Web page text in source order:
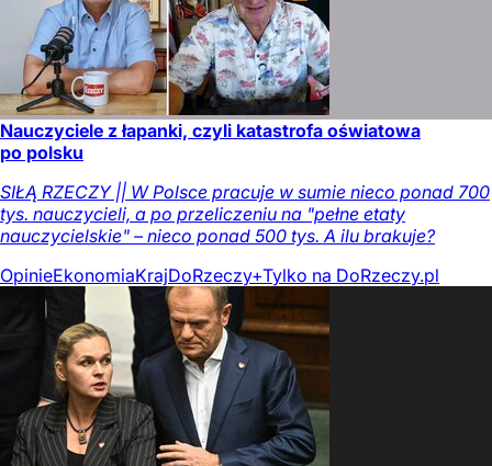
Nauczyciele z łapanki, czyli katastrofa oświatowa
po polsku
SIŁĄ RZECZY || W Polsce pracuje w sumie nieco ponad 700
tys. nauczycieli, a po przeliczeniu na "pełne etaty
nauczycielskie" – nieco ponad 500 tys. A ilu brakuje?
OpinieEkonomiaKrajDoRzeczy+Tylko na DoRzeczy.pl